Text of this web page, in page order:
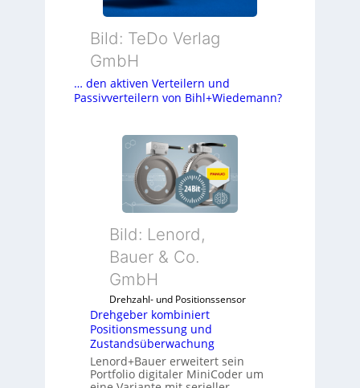
Bild: TeDo Verlag
GmbH
… den aktiven Verteilern und
Passivverteilern von Bihl+Wiedemann?
Bild: Lenord,
Bauer & Co.
GmbH
Drehzahl- und Positionssensor
Drehgeber kombiniert
Positionsmessung und
Zustandsüberwachung
Lenord+Bauer erweitert sein
Portfolio digitaler MiniCoder um